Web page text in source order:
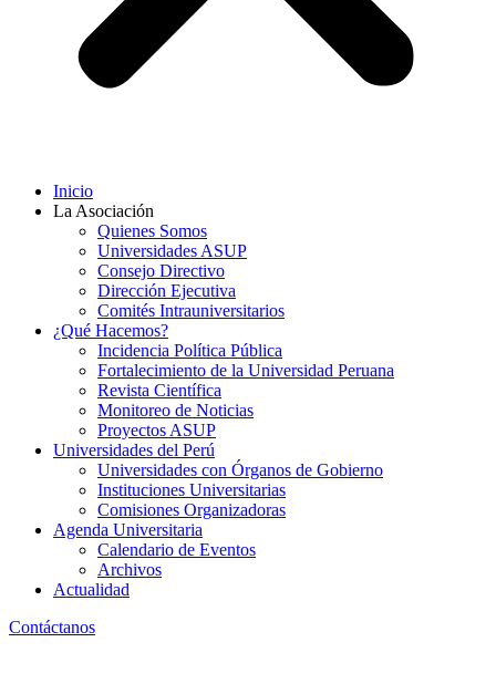
Inicio
La Asociación
Quienes Somos
Universidades ASUP
Consejo Directivo
Dirección Ejecutiva
Comités Intrauniversitarios
¿Qué Hacemos?
Incidencia Política Pública
Fortalecimiento de la Universidad Peruana
Revista Científica
Monitoreo de Noticias
Proyectos ASUP
Universidades del Perú
Universidades con Órganos de Gobierno
Instituciones Universitarias
Comisiones Organizadoras
Agenda Universitaria
Calendario de Eventos
Archivos
Actualidad
Contáctanos